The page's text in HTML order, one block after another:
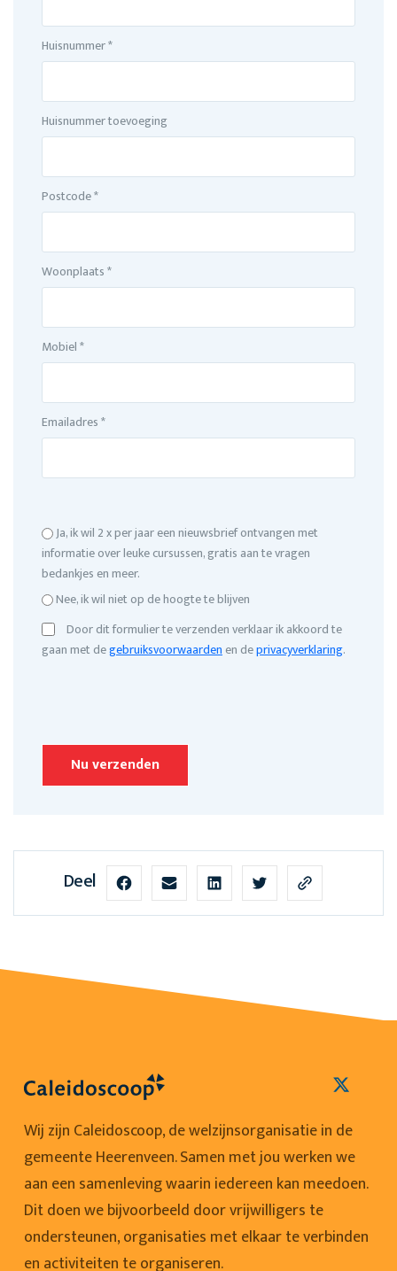
Huisnummer *
Huisnummer toevoeging
Postcode *
Woonplaats *
Mobiel *
Emailadres *
Ja, ik wil 2 x per jaar een nieuwsbrief ontvangen met
informatie over leuke cursussen, gratis aan te vragen
bedankjes en meer.
Nee, ik wil niet op de hoogte te blijven
Door dit formulier te verzenden verklaar ik akkoord te
gaan met degebruiksvoorwaardenen deprivacyverklaring.
Deel
Wij zijn Caleidoscoop, de welzijnsorganisatie in de
gemeente Heerenveen. Samen met jou werken we
aan een samenleving waarin iedereen kan meedoen.
Dit doen we bijvoorbeeld door vrijwilligers te
ondersteunen, organisaties met elkaar te verbinden
en activiteiten te organiseren.